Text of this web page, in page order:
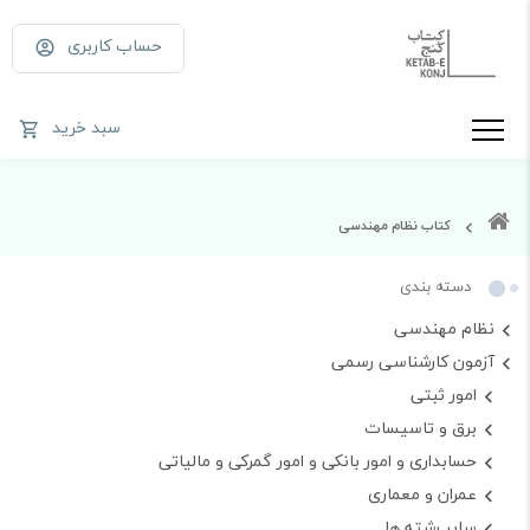
حساب کاربری
سبد خرید
کتاب نظام مهندسی
دسته بندی
نظام مهندسی
آزمون کارشناسی رسمی
امور ثبتی
برق و تاسیسات
حسابداری و امور بانکی و امور گمرکی و مالیاتی
عمران و معماری